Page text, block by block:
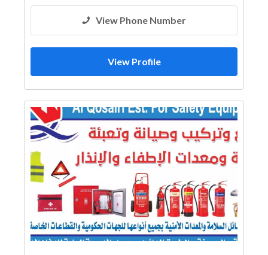
View Phone Number
View Profile